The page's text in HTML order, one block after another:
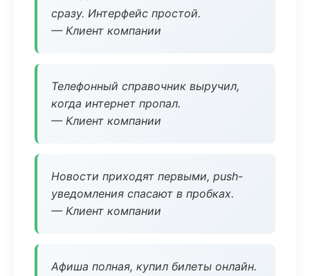
сразу. Интерфейс простой.
— Клиент компании
Телефонный справочник выручил,
когда интернет пропал.
— Клиент компании
Новости приходят первыми, push-
уведомления спасают в пробках.
— Клиент компании
Афиша полная, купил билеты онлайн.